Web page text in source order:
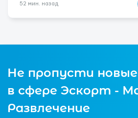
52 мин. назад
Не пропусти
в сфере Эскорт -
Развлечение